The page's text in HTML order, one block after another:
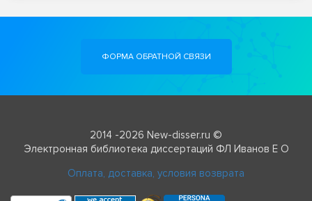
ФОРМА ОБРАТНОЙ СВЯЗИ
2014 -2026 New-disser.ru ©
Электронная библиотека диссертаций ФЛ Иванов Е О
Оплата, доставка, условия возврата